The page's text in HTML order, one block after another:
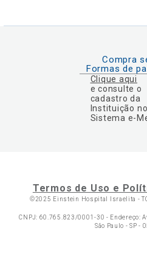
Compra
Formas de
Clique aqui
e consulte o
cadastro da
Instituição no
Sistema e-
Termos de Uso e
©2025 Einstein Hospital Israelita -
CNPJ: 60.765.823/0001-30 - Endereço:
São Paulo - SP -